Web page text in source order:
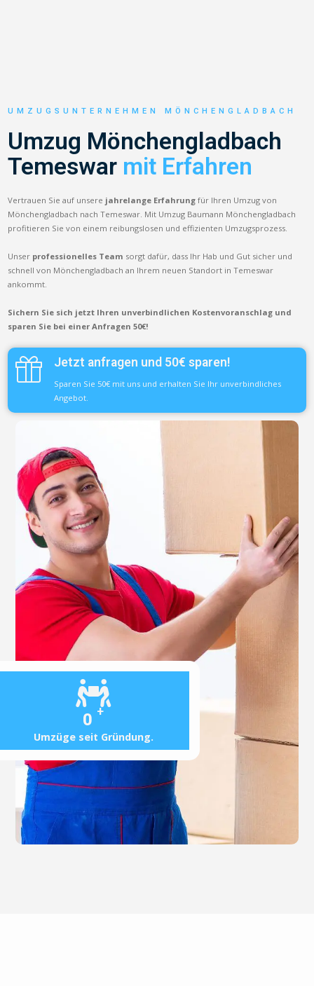
0 +
Umzüge seit Gründung.
UMZUGSUNTERNEHMEN MÖNCHENGLADBACH
Umzug Mönchengladbach
Temeswar mit Erfahren
Vertrauen Sie auf unsere jahrelange Erfahrung für Ihren Umzug von
Mönchengladbach nach Temeswar. Mit Umzug Baumann Mönchengladbach
profitieren Sie von einem reibungslosen und effizienten Umzugsprozess.
Unser professionelles Team sorgt dafür, dass Ihr Hab und Gut sicher und
schnell von Mönchengladbach an Ihrem neuen Standort in Temeswar
ankommt.
Sichern Sie sich jetzt Ihren unverbindlichen Kostenvoranschlag und
sparen Sie bei einer Anfragen 50€!
Jetzt anfragen und 50€ sparen!
Sparen Sie 50€ mit uns und erhalten Sie Ihr unverbindliches
Angebot.